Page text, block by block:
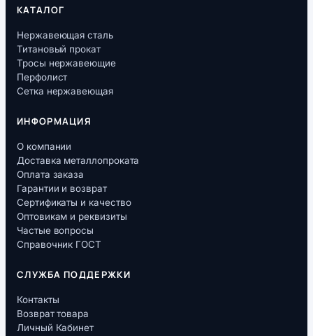
КАТАЛОГ
Нержавеющая сталь
Титановый прокат
Тросы нержавеющие
Перфолист
Сетка нержавеющая
ИНФОРМАЦИЯ
О компании
Доставка металлопроката
Оплата заказа
Гарантии и возврат
Сертификаты и качество
Оптовикам и реквизиты
Частые вопросы
Справочник ГОСТ
СЛУЖБА ПОДДЕРЖКИ
Контакты
Возврат товара
Личный Кабинет